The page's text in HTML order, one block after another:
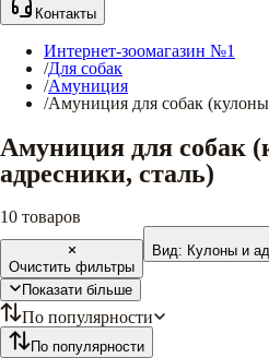
Контакты
Интернет-зоомагазин №1
/Для собак
/Амуниция
/Амуниция для собак
Амуниция для собак
адресники, сталь)
10 товаров
Очистить фильтры
Вид: Кулоны и
Показати більше
По популярности
По популярности